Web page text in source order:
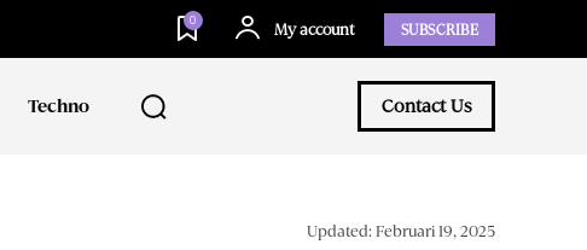
0
My account SUBSCRIBE
Techno Contact Us
Updated: Februari 19, 2025